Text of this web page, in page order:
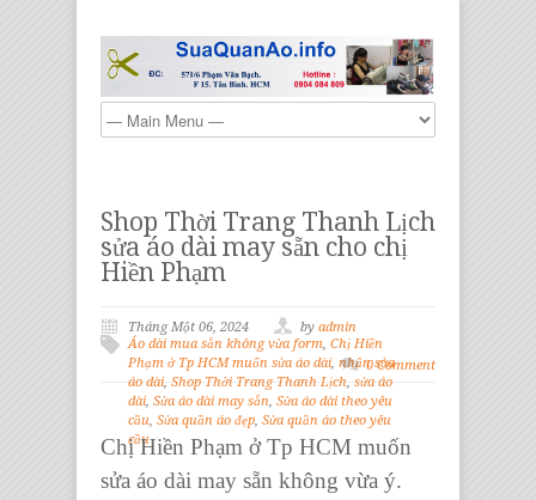
Shop Thời Trang Thanh Lịch
sửa áo dài may sẵn cho chị
Hiền Phạm
Tháng Một 06, 2024 by admin
Áo dài mua sẵn không vừa form, Chị Hiền
Phạm ở Tp HCM muốn sửa áo dài, nhận sửa
áo dài, Shop Thời Trang Thanh Lịch, sửa áo
dài, Sửa áo dài may sẵn, Sửa áo dài theo yêu
cầu, Sửa quần áo đẹp, Sửa quần áo theo yêu
cầu
0 Comment
Chị Hiền Phạm ở Tp HCM muốn
sửa áo dài may sẵn không vừa ý.